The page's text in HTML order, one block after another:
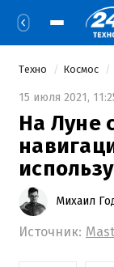
Техно Космос
15 июля 2021,
На Луне
Михаил
Источник: